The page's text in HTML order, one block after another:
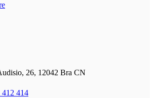
26, 12042 Bra CN
412 414